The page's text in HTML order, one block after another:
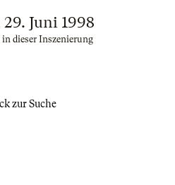
Juni 1998
dieser Inszenierung
zur Suche